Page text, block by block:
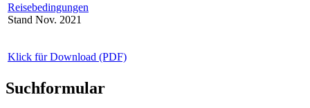
Reisebedingungen
Stand Nov. 2021
Klick für Download (PDF)
Suchformular